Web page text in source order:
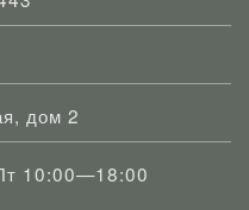
дом 2
10:00—18:00